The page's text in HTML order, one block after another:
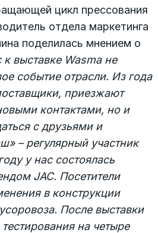
цикл прессования
отдела маркетинга
поделилась мнением о
к выставке Wasma не
событие отрасли. Из года
приезжают
контактами, но и
с друзьями и
– регулярный участник
у нас состоялась
JAC. Посетители
в конструкции
После выставки
на четыре